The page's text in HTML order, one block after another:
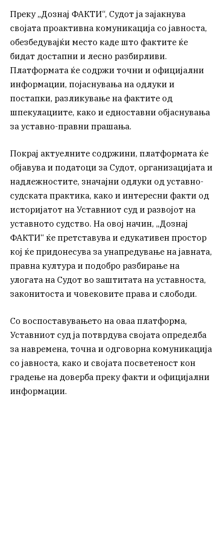
Преку „Дознај ФАКТИ“, Судот ја зајакнува
својата проактивна комуникација со јавноста,
обезбедувајќи место каде што фактите ќе
бидат достапни и лесно разбирливи.
Платформата ќе содржи точни и официјални
информации, појаснувања на одлуки и
постапки, разликување на фактите од
шпекулациите, како и едноставни објаснувања
за уставно-правни прашања.
Покрај актуелните содржини, платформата ќе
објавува и податоци за Судот, организацијата и
надлежностите, значајни одлуки од уставно-
судската практика, како и интересни факти од
историјатот на Уставниот суд и развојот на
уставното судство. На овој начин, „Дознај
ФАКТИ“ ќе претставува и едукативен простор
кој ќе придонесува за унапредување на јавната,
правна култура и подобро разбирање на
улогата на Судот во заштитата на уставноста,
законитоста и човековите права и слободи.
Со воспоставувањето на оваа платформа,
Уставниот суд ја потврдува својата определба
за навремена, точна и одговорна комуникација
со јавноста, како и својата посветеност кон
градење на доверба преку факти и официјални
информации.